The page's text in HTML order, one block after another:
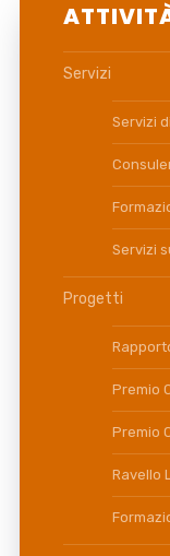
Servizi
Servizi
Servizi
Progetti
Premio
Premio
Ravello